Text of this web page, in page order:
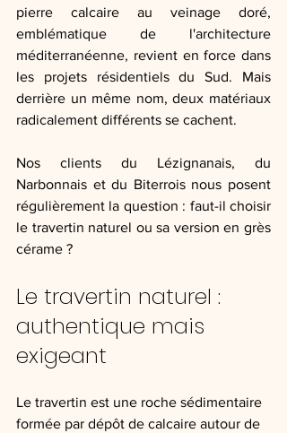
pierre calcaire au veinage doré,
emblématique de l'architecture
méditerranéenne, revient en force dans
les projets résidentiels du Sud. Mais
derrière un même nom, deux matériaux
radicalement différents se cachent.
Nos clients du Lézignanais, du
Narbonnais et du Biterrois nous posent
régulièrement la question : faut-il choisir
le travertin naturel ou sa version en grès
cérame ?
Le travertin naturel :
authentique mais
exigeant
Le travertin est une roche sédimentaire
formée par dépôt de calcaire autour de